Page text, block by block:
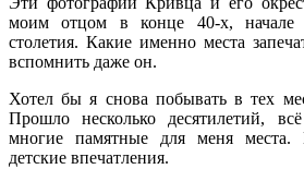
моим отцом в конце 40-х, начале
столетия. Какие именно места
вспомнить даже он.
Хотел бы я снова побывать в тех
Прошло несколько десятилетий,
многие памятные для меня места.
детские впечатления.